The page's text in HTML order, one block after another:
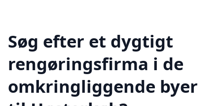
Søg efter et dygtigt
rengøringsfirma i de
omkringliggende byer